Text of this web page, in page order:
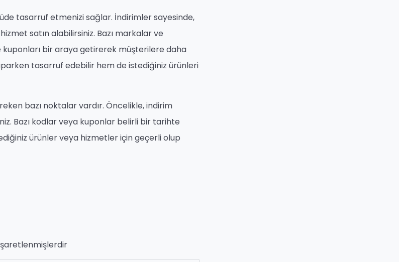
tasarruf etmenizi sağlar. İndirimler sayesinde,
satın alabilirsiniz. Bazı markalar ve
bir araya getirerek müşterilere daha
tasarruf edebilir hem de istediğiniz ürünleri
bazı noktalar vardır. Öncelikle, indirim
Bazı kodlar veya kuponlar belirli bir tarihte
ürünler veya hizmetler için geçerli olup